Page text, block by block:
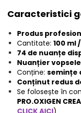
Caracteristici
Produs
Cantitate: 100 ml
74 de nuanțe
Nuanțier vopsele
Conține: semințe
Conținut redus
Se folosește în
PRO.OXIGEN